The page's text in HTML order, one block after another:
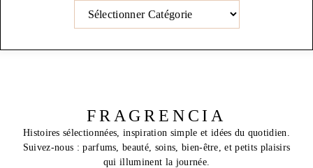
Catégories
FRAGRENCIA
Histoires sélectionnées, inspiration simple et idées du quotidien.
Suivez-nous : parfums, beauté, soins, bien-être, et petits plaisirs
qui illuminent la journée.